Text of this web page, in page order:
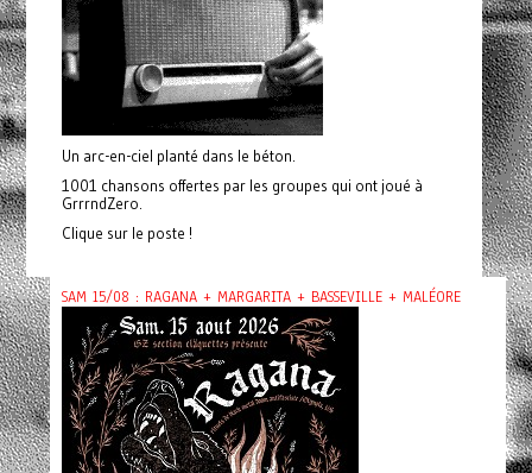
Un arc-en-ciel planté dans le béton.
1001 chansons offertes par les groupes qui ont joué à
GrrrndZero.
Clique sur le poste !
SAM 15/08 : RAGANA + MARGARITA + BASSEVILLE + MALÉORE